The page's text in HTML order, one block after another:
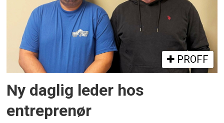
PROFF
Ny daglig leder hos
entreprenør